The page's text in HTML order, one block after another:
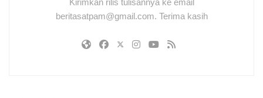
beritasatpam@gmail.com. Terima kasih